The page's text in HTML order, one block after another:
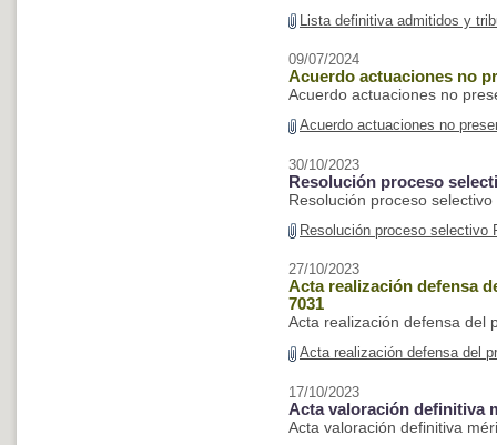
Lista definitiva admitidos y
09/07/2024
Acuerdo actuaciones no
Acuerdo actuaciones no
Acuerdo actuaciones no
30/10/2023
Resolución proceso
Resolución proceso
Resolución proceso selectivo
27/10/2023
Acta realización defensa
7031
Acta realización defensa del
Acta realización defensa del
17/10/2023
Acta valoración definitiva
Acta valoración definitiva